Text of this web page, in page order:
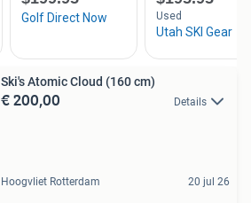
Ski's Atomic Cloud (160 cm)
€ 200,00 Details
Hoogvliet Rotterdam 20 jul 26